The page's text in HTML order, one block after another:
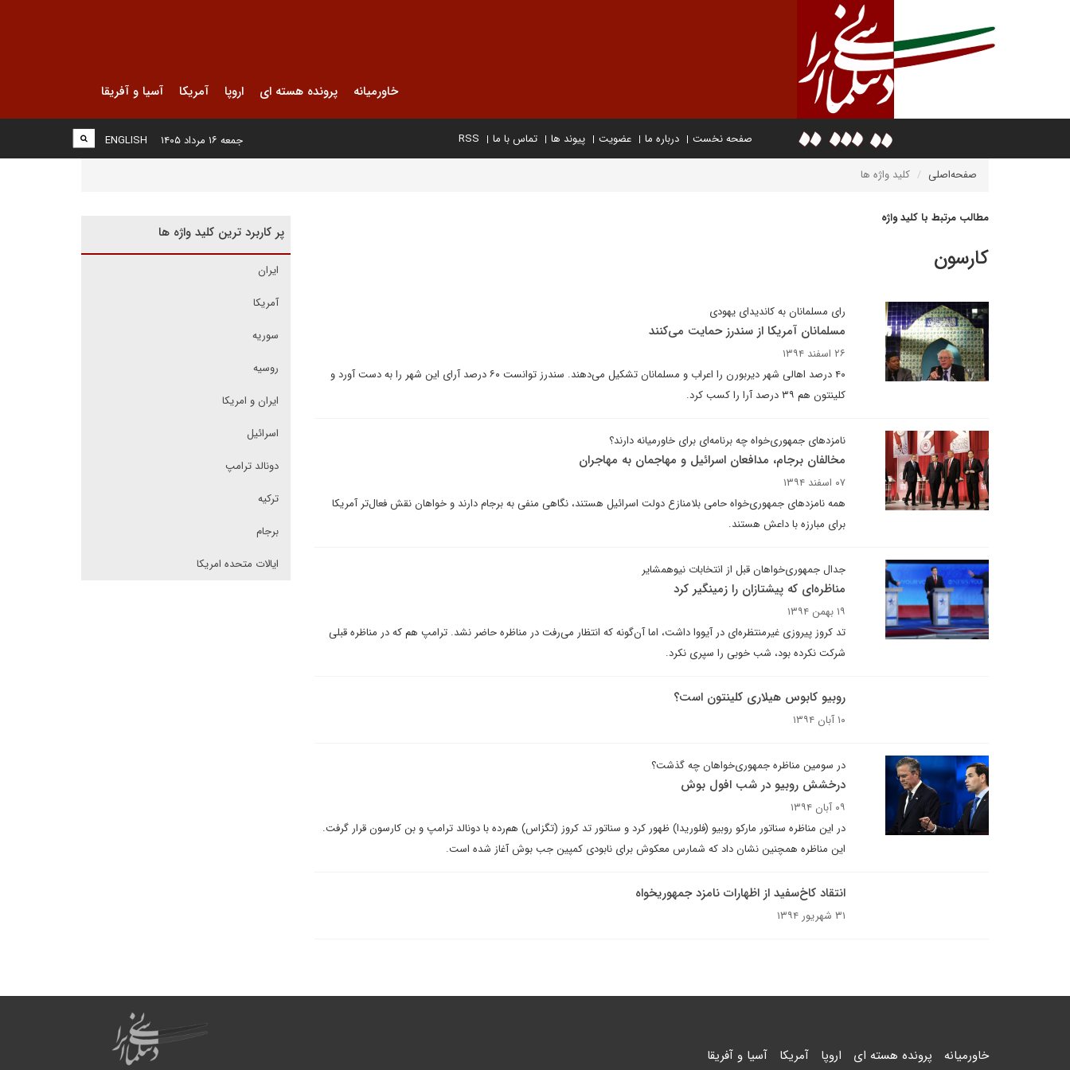
خاورمیانه پرونده هسته ای اروپا آمریکا آسیا و آفریقا
صفحه نخست درباره ما عضویت پیوند ها تماس با ما RSS
ENGLISH جمعه ۱۶ مرداد ۱۴۰۵
صفحه‌اصلی کلید واژه ها
مطالب مرتبط با کلید واژه
کارسون
رای مسلمانان به کاندیدای یهودی
مسلمانان آمریکا از سندرز حمایت می‌کنند
۲۶ اسفند ۱۳۹۴
۴۰ درصد اهالی شهر دیربورن را اعراب و مسلمانان تشکیل می‌دهند. سندرز توانست ۶۰ درصد آرای این شهر را به دست آورد و
کلینتون هم ۳۹ درصد آرا را کسب کرد.
نامزدهای جمهوری‌‌خواه چه برنامه‌ای برای خاورمیانه دارند؟
مخالفان برجام، مدافعان اسرائیل و مهاجمان به مهاجران
۰۷ اسفند ۱۳۹۴
همه نامزدهای جمهوری‌خواه حامی بلامنازع دولت اسرائیل هستند، نگاهی منفی به برجام دارند و خواهان نقش فعا‌ل‌تر آمریکا
برای مبارزه با داعش هستند.
جدال جمهوری‌خواهان قبل از انتخابات نیوهمشایر
مناظره‌ای که پیشتازان را زمینگیر کرد
۱۹ بهمن ۱۳۹۴
تد کروز پیروزی غیرمنتظره‌ای در آیووا داشت، اما آن‌گونه که انتظار می‌رفت در مناظره حاضر نشد. ترامپ هم که در مناظره قبلی
شرکت نکرده بود، شب خوبی را سپری نکرد.
روبیو کابوس هیلاری کلینتون است؟
۱۰ آبان ۱۳۹۴
در سومین مناظره جمهوری‌خواهان چه گذشت؟
درخشش روبیو در شب افول بوش
۰۹ آبان ۱۳۹۴
در این مناظره سناتور مارکو روبیو (فلوریدا) ظهور کرد و سناتور تد کروز (تگزاس) هم‌رده با دونالد ترامپ و بن کارسون قرار گرفت.
این مناظره همچنین نشان داد که شمارس معکوش برای نابودی کمپین جب بوش آغاز شده است.
انتقاد کاخ‌سفید از اظهارات نامزد جمهوریخواه
۳۱ شهریور ۱۳۹۴
پر کاربرد ترین کلید واژه ها
ایران
آمریکا
سوریه
روسیه
ایران و امریکا
اسرائیل
دونالد ترامپ
ترکیه
برجام
ایالات متحده امریکا
خاورمیانه پرونده هسته ای اروپا آمریکا آسیا و آفریقا